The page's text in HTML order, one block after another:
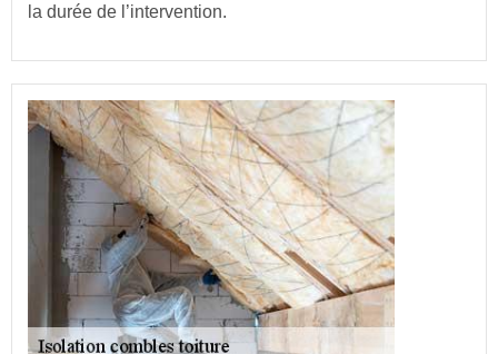
la durée de l’intervention.